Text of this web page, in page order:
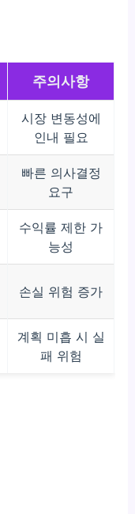
주의사항
시장 변동성에
인내 필요
빠른 의사결정
요구
수익률 제한 가
능성
손실 위험 증가
계획 미흡 시 실
패 위험